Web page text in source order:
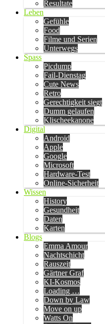
Resultate
Leben
Gefühle
Food
Filme und Serien
Unterwegs
Spass
Picdump
Fail-Dienstag
Cute News
Retro
Gerechtigkeit siegt
Dumm gelaufen
Klischeekanone
Digital
Android
Apple
Google
Microsoft
Hardware-Test
Online-Sicherheit
Wissen
History
Gesundheit
Daten
Karten
Blogs
Emma Amour
Nachtschicht
Rauszeit
Gärtner Graf
KI-Kosmos
Loading …
Down by Law
Move on up
Watts On